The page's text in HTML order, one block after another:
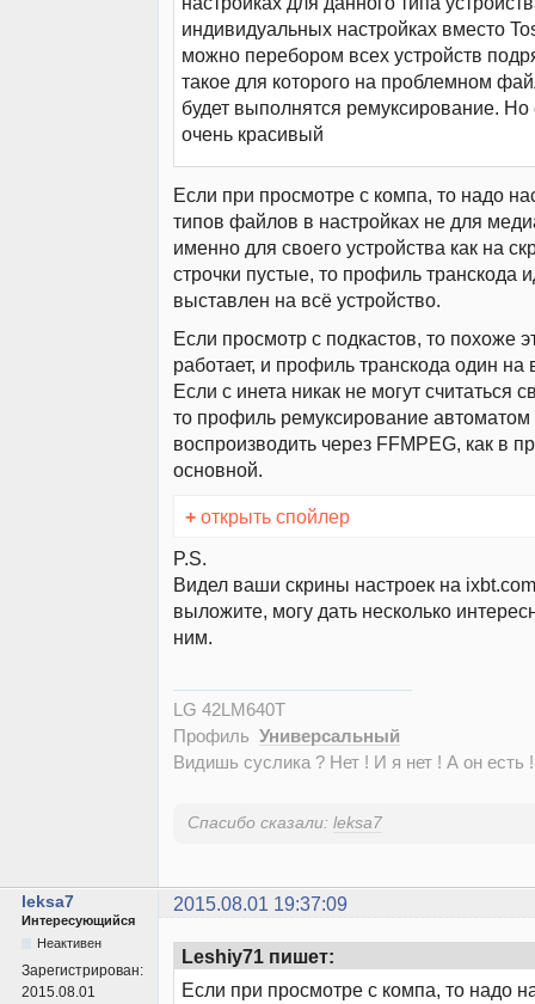
индивидуальных настройках вместо
можно перебором всех устройств
такое для которого на проблемном
будет выполнятся ремуксирование.
очень красивый
Если при просмотре с компа, то надо
типов файлов в настройках не для
именно для своего устройства как на
строчки пустые, то профиль транскода
выставлен на всё устройство.
Если просмотр с подкастов, то похоже
работает, и профиль транскода один на
Если с инета никак не могут считаться
то профиль ремуксирование автоматом
воспроизводить через FFMPEG, как в
основной.
+ открыть спойлер
P.S.
Видел ваши скрины настроек на
выложите, могу дать несколько
ним.
LG 42LM640T
Профиль Универсальный
Видишь суслика ? Нет ! И я нет ! А он есть
Спасибо сказали: leksa7
leksa7 2015.08.01 19:37:09
Интересующийся
Неактивен
Зарегистрирован:
2015.08.01
Leshiy71 пишет:
Если при просмотре с компа, то надо